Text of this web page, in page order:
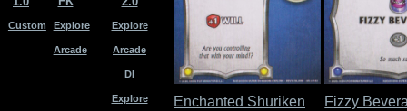
Custom Explore
Arcade
Explore
Arcade
DI
Explore
Enchanted Shuriken
Fizzy